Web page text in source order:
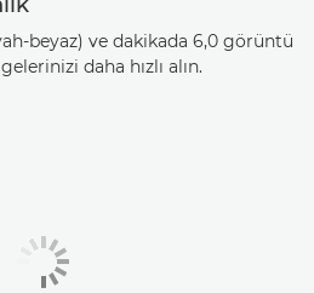
beyaz) ve dakikada 6,0 görüntü
daha hızlı alın.